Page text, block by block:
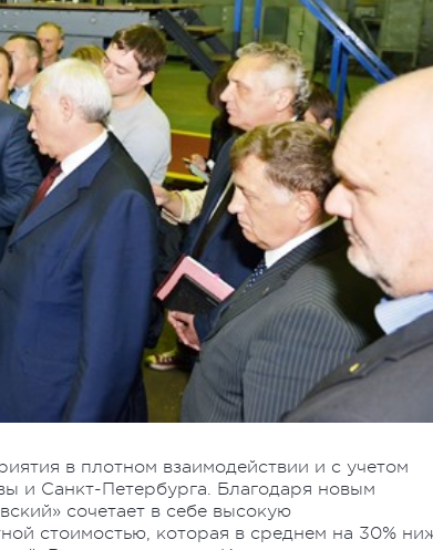
в плотном взаимодействии и с учетом
и Санкт-Петербурга. Благодаря новым
сочетает в себе высокую
стоимостью, которая в среднем на 30%